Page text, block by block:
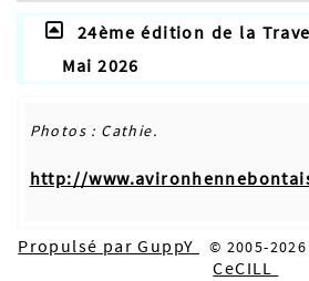
24ème édition de la
Mai 2026
Photos : Cathie.
http://
Propulsé par GuppY © 2005-
CeCILL